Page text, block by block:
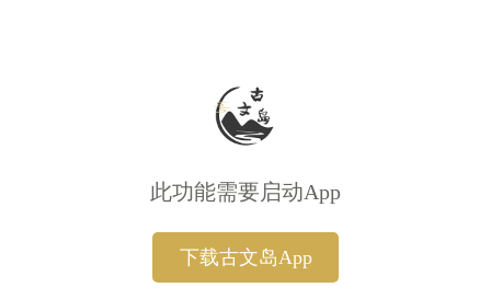
此功能需要启动App
下载古文岛App